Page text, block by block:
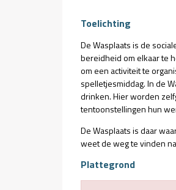
Toelichting
De Wasplaats is de
bereidheid om elkaar te
om een activiteit te
spelletjesmiddag. In de
drinken. Hier worden
tentoonstellingen hun
De Wasplaats is daar
weet de weg te vinden
Plattegrond